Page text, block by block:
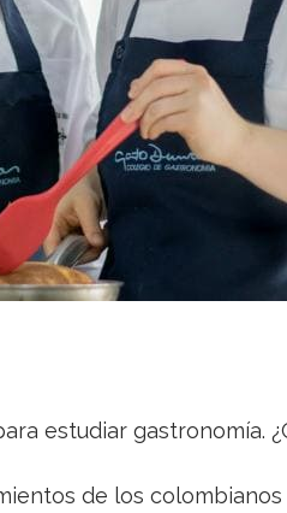
estudiar gastronomía.
de los